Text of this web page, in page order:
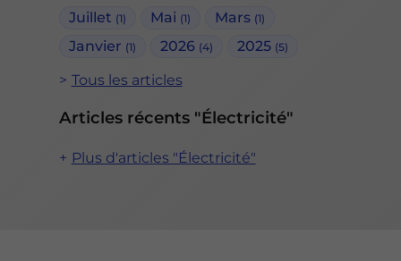
Juillet (1) Mai (1) Mars (1)
Janvier (1) 2026 (4) 2025 (5)
Tous les articles
Articles récents "Électricité"
Plus d'articles "Électricité"